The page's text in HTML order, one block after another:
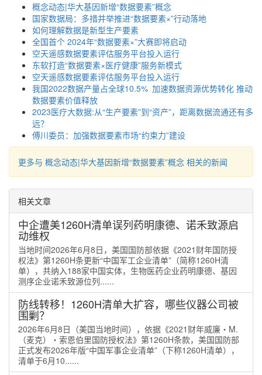
概念动态|华大基因新增“数据要素”概念
国家数据局：多措并举推进“数据要素×”行动落地
如何理解数据是新型生产要素
全国首个 2024年“数据要素×”大赛即将启动
空天遥感数据要素评估服务平台投入运行
东软打造“数据要素×医疗健康”服务新模式
空天遥感数据要素评估服务平台投入运行
我国2022数据产量占全球10.5% 加速数据资源优势转化 推动
数据要素价值释放
2023医疗大数据:从“生产要素”到“资产”，距离数据流通还有多
远？
傅川委员：加强数据要素市场“约束力”建设
更多与 概念动态|华大基因新增“数据要素”概念 相关的新闻
相关文章
中企遭美1260H清单误列药明康德、诺禾致源启
动维权
当地时间2026年6月8日，美国国防部依据《2021财年国防授
权法》第1260H条更新“中国军工企业清单”（简称1260H清
单），共纳入188家中国实体，生物医药企业药明康德、基因
测序企业诺禾致源位列......
防线转移！1260H清单大扩容，哪些仪器公司被
围剿？
2026年6月8日（美国当地时间），依据《2021财年威廉・M.
（麦克）・索恩伯里国防授权法》第1260H条款，美国国防部
正式发布2026年版“中国军事企业清单”（下称1260H清单），
清单于6月10......